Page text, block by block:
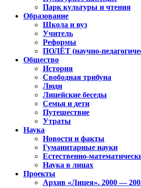
Парк культуры и чтения
Образование
Школа и вуз
Учитель
Реформы
ПОЛЁТ (научно-
Общество
История
Свободная трибуна
Люди
Лицейские беседы
Семья и дети
Путешествие
Утраты
Наука
Новости и факты
Гуманитарные науки
Естественно-
Наука в лицах
Проекты
Архив «Лицея». 2000 —